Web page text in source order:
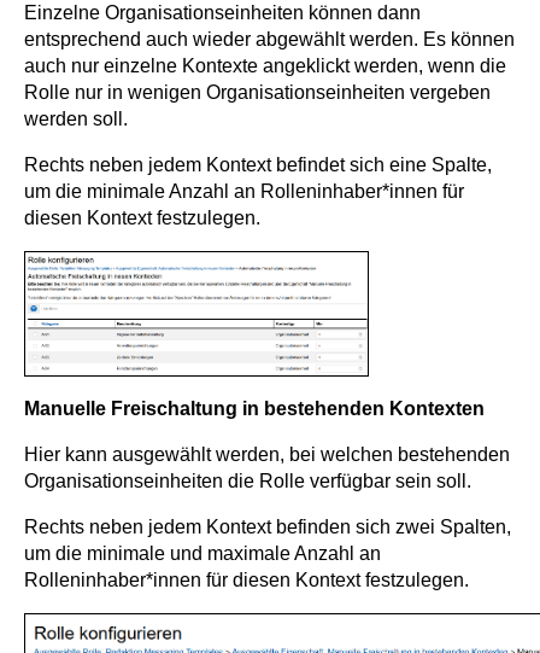
Einzelne Organisationseinheiten können dann
entsprechend auch wieder abgewählt werden. Es können
auch nur einzelne Kontexte angeklickt werden, wenn die
Rolle nur in wenigen Organisationseinheiten vergeben
werden soll.
Rechts neben jedem Kontext befindet sich eine Spalte,
um die minimale Anzahl an Rolleninhaber*innen für
diesen Kontext festzulegen.
Manuelle Freischaltung in bestehenden Kontexten
Hier kann ausgewählt werden, bei welchen bestehenden
Organisationseinheiten die Rolle verfügbar sein soll.
Rechts neben jedem Kontext befinden sich zwei Spalten,
um die minimale und maximale Anzahl an
Rolleninhaber*innen für diesen Kontext festzulegen.